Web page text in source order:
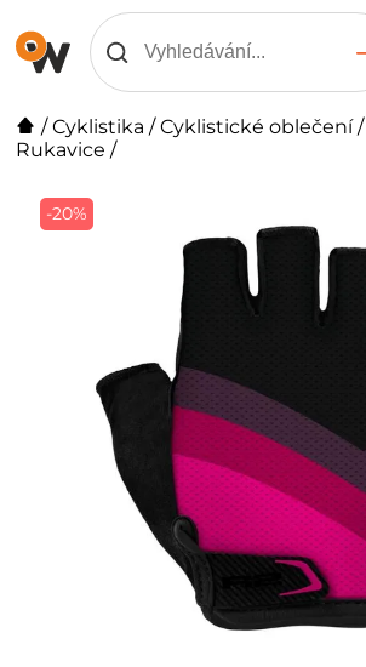
/Cyklistika /Cyklistické oblečení/
Rukavice /
-20%